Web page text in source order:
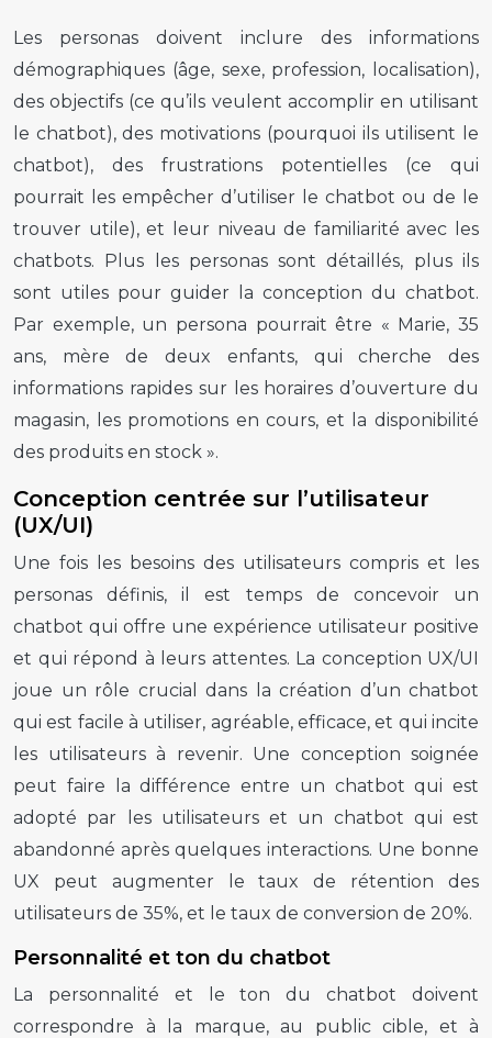
Les personas doivent inclure des informations
démographiques (âge, sexe, profession, localisation),
des objectifs (ce qu’ils veulent accomplir en utilisant
le chatbot), des motivations (pourquoi ils utilisent le
chatbot), des frustrations potentielles (ce qui
pourrait les empêcher d’utiliser le chatbot ou de le
trouver utile), et leur niveau de familiarité avec les
chatbots. Plus les personas sont détaillés, plus ils
sont utiles pour guider la conception du chatbot.
Par exemple, un persona pourrait être « Marie, 35
ans, mère de deux enfants, qui cherche des
informations rapides sur les horaires d’ouverture du
magasin, les promotions en cours, et la disponibilité
des produits en stock ».
Conception centrée sur l’utilisateur
(UX/UI)
Une fois les besoins des utilisateurs compris et les
personas définis, il est temps de concevoir un
chatbot qui offre une expérience utilisateur positive
et qui répond à leurs attentes. La conception UX/UI
joue un rôle crucial dans la création d’un chatbot
qui est facile à utiliser, agréable, efficace, et qui incite
les utilisateurs à revenir. Une conception soignée
peut faire la différence entre un chatbot qui est
adopté par les utilisateurs et un chatbot qui est
abandonné après quelques interactions. Une bonne
UX peut augmenter le taux de rétention des
utilisateurs de 35%, et le taux de conversion de 20%.
Personnalité et ton du chatbot
La personnalité et le ton du chatbot doivent
correspondre à la marque, au public cible, et à